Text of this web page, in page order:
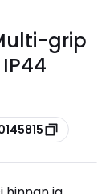
grip
IP44